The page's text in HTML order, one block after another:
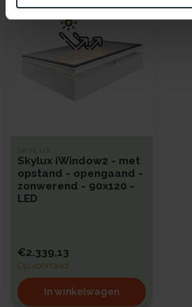
SKYLUX
Skylux iWindow2 - met
opstand - opengaand -
zonwerend - 90x120 -
LED
€2.339,13
Op voorraad
In winkelwagen